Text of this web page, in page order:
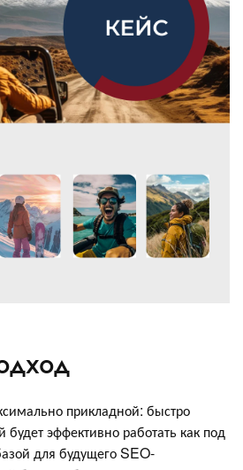
прикладной: быстро
будет эффективно работать как под
для будущего SEO-